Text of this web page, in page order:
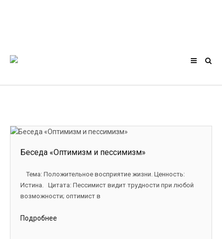
Беседа «Оптимизм и пессимизм»
Тема: Положительное восприятие жизни. Ценность:
Истина. Цитата: Пессимист видит трудности при любой
возможности; оптимист в
Подробнее